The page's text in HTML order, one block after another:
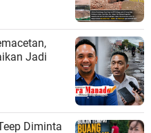
Jadi
Diminta